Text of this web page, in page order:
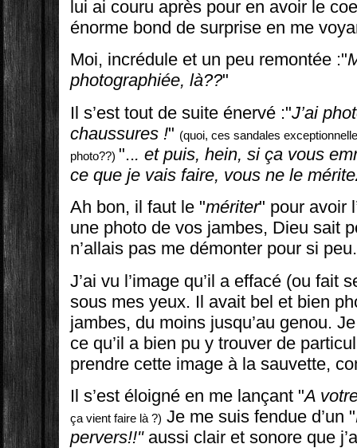
lui ai couru après pour en avoir le
énorme bond de surprise en me
Moi, incrédule et un peu remontée :"
photographiée, là??"
Il s’est tout de suite énervé :"J’ai
chaussures !" (quoi, ces sandales
photo??) "... et puis, hein, si ça vous
ce que je vais faire, vous ne le
Ah bon, il faut le "mériter" pour avoir
une photo de vos jambes, Dieu sait
n’allais pas me démonter pour si peu.
J’ai vu l’image qu’il a effacé (ou fait
sous mes yeux. Il avait bel et bien
jambes, du moins jusqu’au genou.
ce qu’il a bien pu y trouver de
prendre cette image à la sauvette,
Il s’est éloigné en me lançant "A
ça vient faire là ?) Je me suis fendue d’un "
pervers!!" aussi clair et sonore que